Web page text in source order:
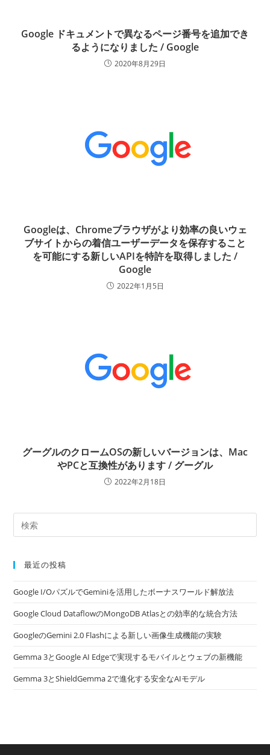
Google ドキュメントで異なるページ番号を追加でき
るようになりました / Google
2020年8月29日
Googleは、Chromeブラウザがより効率の良いウェ
ブサイトからの着信ユーザーデータを保存すること
を可能にする新しいAPIを特許を取得しました /
Google
2022年1月5日
グーグルのクロームOSの新しいバージョンは、Mac
やPCと互換性があります / グーグル
2022年2月18日
最近の投稿
Google I/OパズルでGeminiを活用したボーナスワールド解放法
Google Cloud DataflowのMongoDB Atlasとの効率的な統合方法
GoogleのGemini 2.0 Flashによる新しい画像生成機能の実験
Gemma 3とGoogle AI Edgeで実現するモバイルとウェブの新機能
Gemma 3とShieldGemma 2で進化する安全なAIモデル